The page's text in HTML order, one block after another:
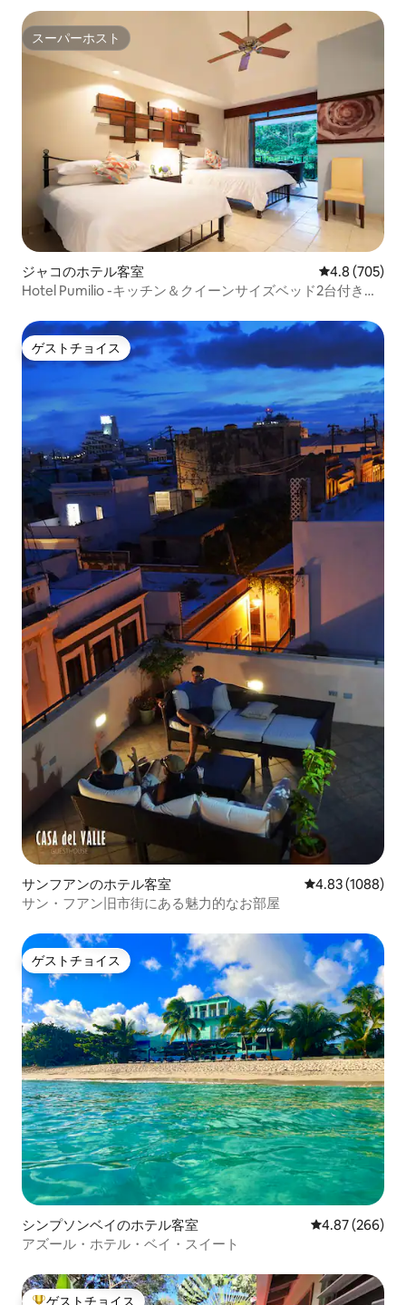
スーパーホスト
スーパーホスト
ジャコのホテル客室 レビュー705
4.8 (705)
Hotel Pumilio -キッチン＆クイーンサイズベッド2台付きス
ゲストチョイス
ゲストチョイス
サンフアンのホテル客室 レビュー1088
4.83 (1088)
サン・フアン旧市街にある魅力的なお部屋
ゲストチョイス
ゲストチョイス
シンプソンベイのホテル客室 レビュー266
4.87 (266)
アズール・ホテル・ベイ・スイート